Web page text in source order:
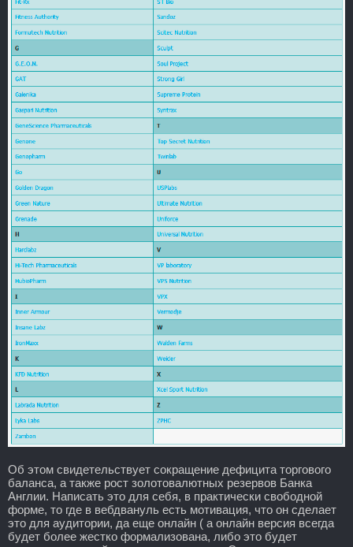
Об этом свидетельствует сокращение дефицита торгового
баланса, а также рост золотовалютных резервов Банка
Англии. Написать это для себя, в практически свободной
форме, то где в вебдвануль есть мотивация, что он сделает
это для аудитории, да еще онлайн ( а онлайн версия всегда
будет более жестко формализована, либо это будет